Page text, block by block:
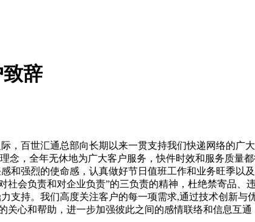
辞
百世汇通总部向长期以来一贯支持我们快递网络的
念，全年无休地为广大客户服务，快件时效和服务质
强烈的使命感，认真做好节日值班工作和业务旺季以及
社会负责和对企业负责”的三负责的精神，杜绝禁寄品
持。我们高度关注客户的每一项需求,通过技术创新与
关心和帮助，进一步加强彼此之间的感情联络和信息互